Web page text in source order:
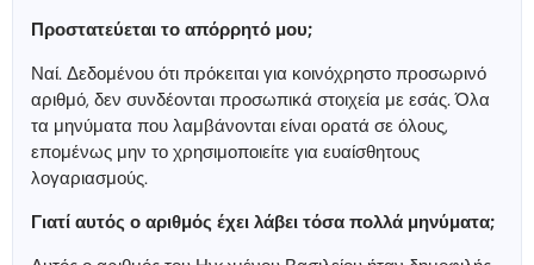
Προστατεύεται το απόρρητό μου;
Ναί. Δεδομένου ότι πρόκειται για κοινόχρηστο προσωρινό
αριθμό, δεν συνδέονται προσωπικά στοιχεία με εσάς. Όλα
τα μηνύματα που λαμβάνονται είναι ορατά σε όλους,
επομένως μην το χρησιμοποιείτε για ευαίσθητους
λογαριασμούς.
Γιατί αυτός ο αριθμός έχει λάβει τόσα πολλά μηνύματα;